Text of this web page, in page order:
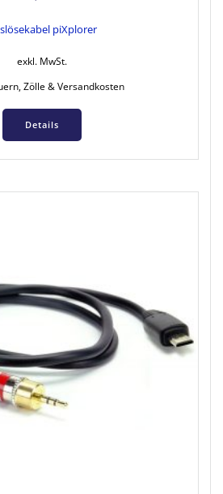
piXplorer
exkl. MwSt.
Zölle & Versandkosten
Details